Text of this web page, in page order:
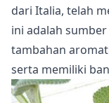
dari Italia, telah
ini adalah
tambahan
serta memiliki